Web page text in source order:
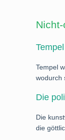
Tempel
wodurch
Die
Die
die